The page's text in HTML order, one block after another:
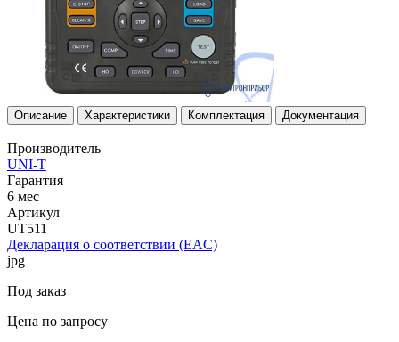
Описание Характеристики Комплектация Документация
Производитель
UNI-T
Гарантия
6 мес
Артикул
UT511
Декларация о соответствии (EAC)
jpg
Под заказ
Цена по запросу